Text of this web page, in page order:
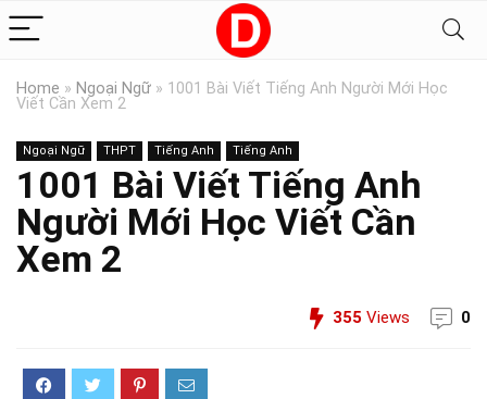
Home » Ngoại Ngữ » 1001 Bài Viết Tiếng Anh Người Mới Học
Viết Cần Xem 2
Ngoại Ngữ THPT Tiếng Anh Tiếng Anh
1001 Bài Viết Tiếng Anh
Người Mới Học Viết Cần
Xem 2
355 Views 0